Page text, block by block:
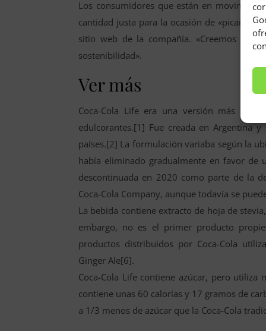
Los consumidores que están en
cantidad justa para la ocasión de «picar»»,
sitio web de la compañía. «Creemos que
sostenibilidad».
Ver más
Coca-Cola Life era una versión más baja
edulcorantes.[1] Fue creada en Argentina
países.[2] La formulación variaba según la
había eliminado gradualmente en favor de
descontinuada en 2020 como parte de la
Coca-Cola Company, aunque todavía se
La bebida contiene extracto de hoja de
embargo, no es el primer producto
productos distribuidos por Coca-Cola
Ginger Ale[6].
Coca-Cola Life contiene azúcar, pero
contiene unas 60 calorías y 17 gramos de
a 1/3 menos de azúcar que la Coca-Cola